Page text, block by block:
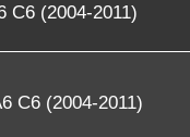
C6 (2004-2011)
C6 (2004-2011)